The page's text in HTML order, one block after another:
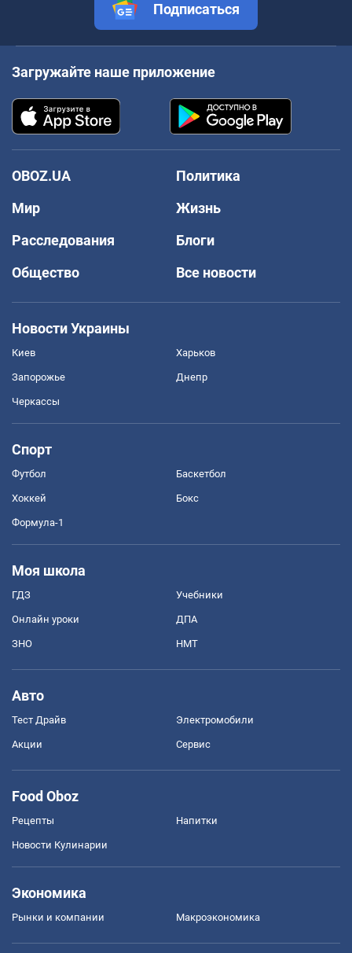
Подписаться
Загружайте наше приложение
OBOZ.UA
Политика
Мир
Жизнь
Расследования
Блоги
Общество
Все новости
Новости Украины
Киев Харьков
Запорожье Днепр
Черкассы
Спорт
Футбол Баскетбол
Хоккей Бокс
Формула-1
Моя школа
ГДЗ Учебники
Онлайн уроки ДПА
ЗНО НМТ
Авто
Тест Драйв Электромобили
Акции Сервис
Food Oboz
Рецепты Напитки
Новости Кулинарии
Экономика
Рынки и компании Mакроэкономика